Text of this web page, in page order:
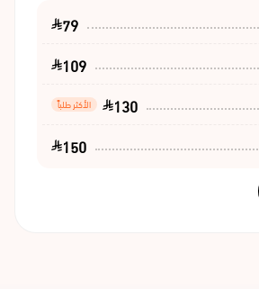
79
109
130 الأكثر طلباً
150